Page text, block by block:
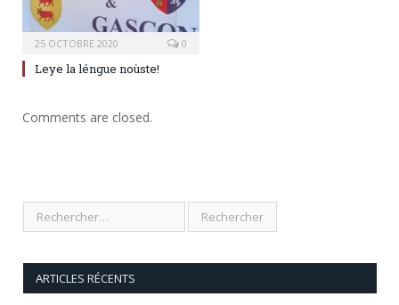
25 OCTOBRE 2020 0
Leye la léngue noùste!
Comments are closed.
ARTICLES RÉCENTS